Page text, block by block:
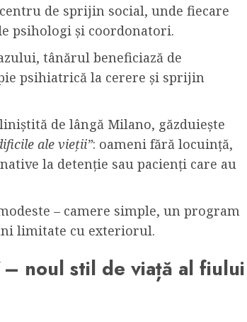
de sprijin social, unde fiecare
psihologi și coordonatori.
tânărul beneficiază de
psihiatrică la cerere și sprijin
de lângă Milano, găzduiește
ale vieții”: oameni fără locuință,
la detenție sau pacienți care au
– camere simple, un program
limitate cu exteriorul.
noul stil de viață al fiului